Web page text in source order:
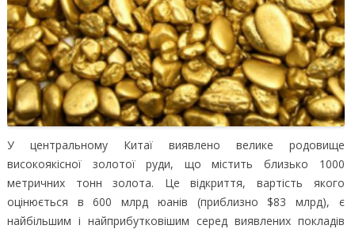
У центральному Китаї виявлено велике родовище
високоякісної золотої руди, що містить близько 1000
метричних тонн золота. Це відкриття, вартість якого
оцінюється в 600 млрд юанів (приблизно $83 млрд), є
найбільшим і найприбутковішим серед виявлених покладів